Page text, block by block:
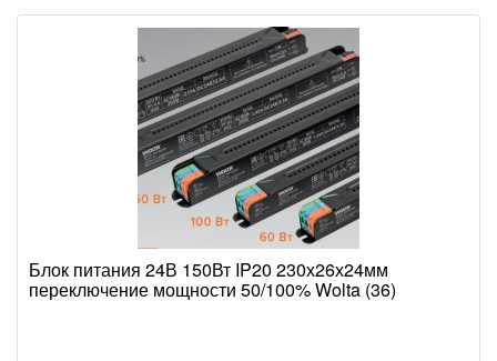
Блок питания 24В 150Вт IP20 230х26х24мм
переключение мощности 50/100% Wolta (36)